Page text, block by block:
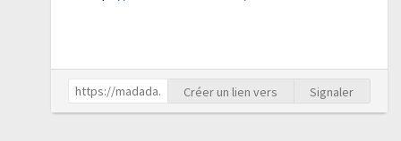
Créer un lien vers Signaler